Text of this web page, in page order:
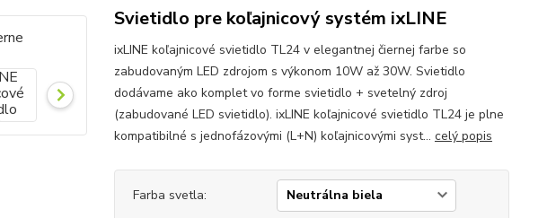
Svietidlo pre koľajnicový systém ixLINE
ixLINE koľajnicové svietidlo TL24 v elegantnej čiernej farbe so
zabudovaným LED zdrojom s výkonom 10W až 30W. Svietidlo
dodávame ako komplet vo forme svietidlo + svetelný zdroj
(zabudované LED svietidlo). ixLINE koľajnicové svietidlo TL24 je plne
kompatibilné s jednofázovými (L+N) koľajnicovými syst... celý popis
Farba svetla: